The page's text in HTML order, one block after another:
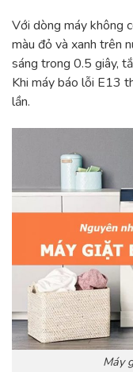
Với dòng máy không
màu đỏ và xanh trên
sáng trong 0.5 giây,
Khi máy báo lỗi E13
lần.
Máy